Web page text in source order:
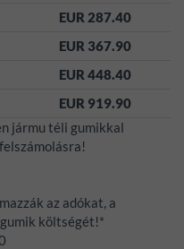
EUR 287.40
EUR 367.90
EUR 448.40
EUR 919.90
jármu téli gumikkal
az adókat, a
költségét!*